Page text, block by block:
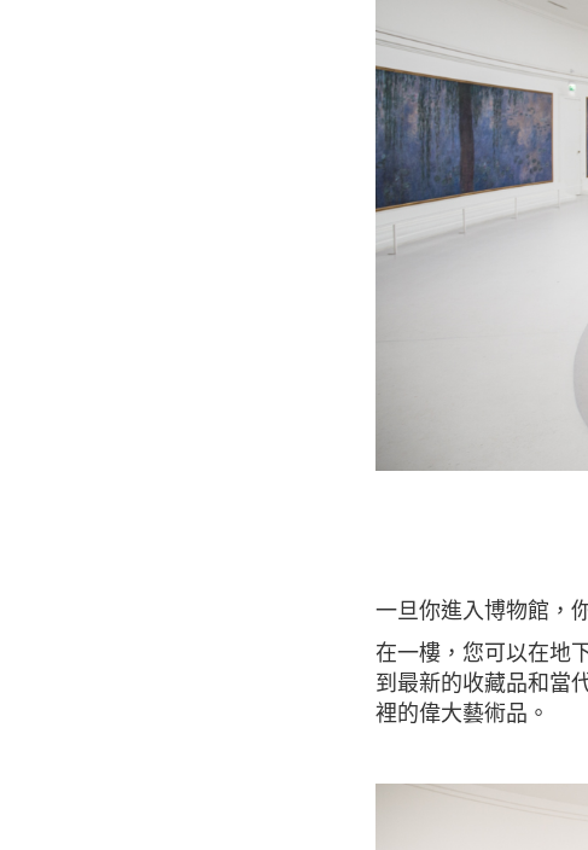
一旦你進入博物館
在一樓，您可以在地下一層找到莫奈的睡蓮，咖啡館和紀念品商店。在地下二層，您可以看
到最新的收藏品和當
裡的偉大藝術品。